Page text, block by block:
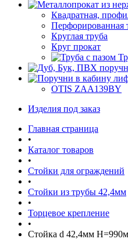
Квадратная,
Перфорированная
Круглая труба
Круг прокат
OTIS ZAA139BY
Изделия под заказ
Главная страница
•
Каталог товаров
•
Стойки для ограждений
•
Стойки из трубы 42,4мм
•
Торцевое крепление
•
Стойка d 42,4мм